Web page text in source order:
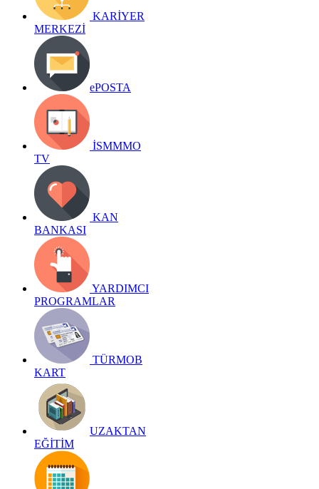
KARİYER
MERKEZİ
ePOSTA
İSMMMO
TV
KAN
BANKASI
YARDIMCI
PROGRAMLAR
TÜRMOB
KART
UZAKTAN
EĞİTİM